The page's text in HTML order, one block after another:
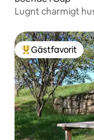
Lugnt charmigt
Populär
Gästfavorit